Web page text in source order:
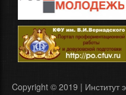
Copyright © 2019 | Институт